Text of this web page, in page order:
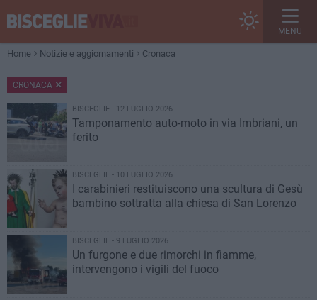
MENU
Home Notizie e aggiornamenti Cronaca
CRONACA
BISCEGLIE - 12 LUGLIO 2026
Tamponamento auto-moto in via Imbriani, un
ferito
BISCEGLIE - 10 LUGLIO 2026
I carabinieri restituiscono una scultura di Gesù
bambino sottratta alla chiesa di San Lorenzo
BISCEGLIE - 9 LUGLIO 2026
Un furgone e due rimorchi in fiamme,
intervengono i vigili del fuoco